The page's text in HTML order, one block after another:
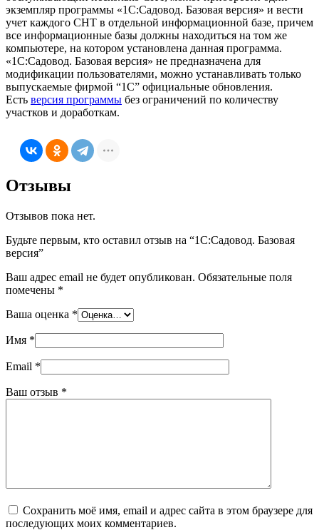
экземпляр программы «1С:Садовод. Базовая версия» и вести
учет каждого СНТ в отдельной информационной базе, причем
все информационные базы должны находиться на том же
компьютере, на котором установлена данная программа.
«1С:Садовод. Базовая версия» не предназначена для
модификации пользователями, можно устанавливать только
выпускаемые фирмой “1С” официальные обновления.
Есть версия программы без ограничений по количеству
участков и доработкам.
Отзывы
Отзывов пока нет.
Будьте первым, кто оставил отзыв на “1С:Садовод. Базовая
версия”
Ваш адрес email не будет опубликован. Обязательные поля
помечены *
Ваша оценка *
Имя *
Email *
Ваш отзыв *
Сохранить моё имя, email и адрес сайта в этом браузере для
последующих моих комментариев.